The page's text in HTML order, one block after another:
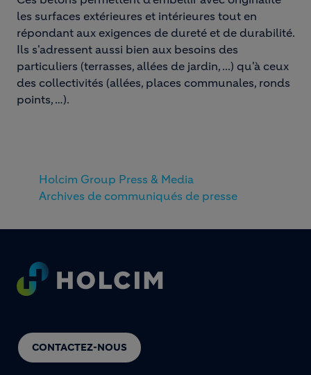
les surfaces extérieures et intérieures tout en
répondant aux exigences de dureté et de durabilité.
Ils s'adressent aussi bien aux besoins des
particuliers (terrasses, allées de jardin, ...) qu'à ceux
des collectivités (allées, places communales, ronds
points, …).
Holcim Group Press & Media
Archives de communiqués de presse
Footer
CONTACTEZ-NOUS